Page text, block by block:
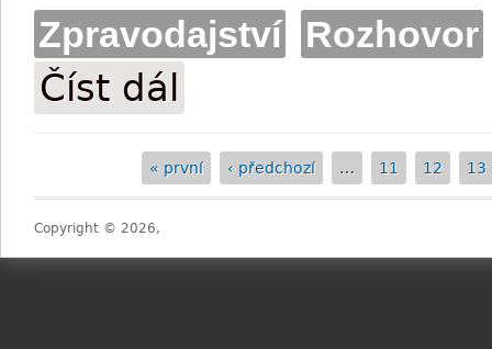
Zpravodajství Rozhovor
Číst dál
« první ‹ předchozí … 11 12 13
Copyright © 2026,